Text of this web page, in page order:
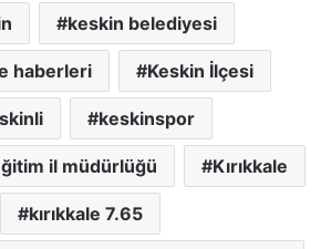
keskin belediyesi
haberleri Keskin İlçesi
keskinspor
il müdürlüğü Kırıkkale
kırıkkale 7.65